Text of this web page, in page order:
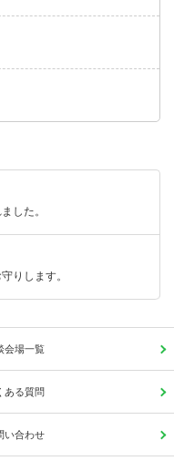
した。
りします。
会場一覧
ある質問
い合わせ